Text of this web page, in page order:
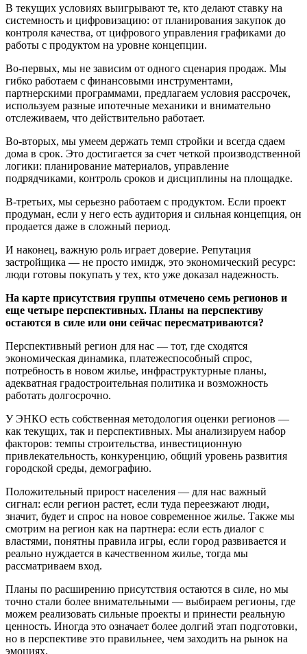
В текущих условиях выигрывают те, кто делают ставку на
системность и цифровизацию: от планирования закупок до
контроля качества, от цифрового управления графиками до
работы с продуктом на уровне концепции.
Во-первых, мы не зависим от одного сценария продаж. Мы
гибко работаем с финансовыми инструментами,
партнерскими программами, предлагаем условия рассрочек,
используем разные ипотечные механики и внимательно
отслеживаем, что действительно работает.
Во-вторых, мы умеем держать темп стройки и всегда сдаем
дома в срок. Это достигается за счет четкой производственной
логики: планирование материалов, управление
подрядчиками, контроль сроков и дисциплины на площадке.
В-третьих, мы серьезно работаем с продуктом. Если проект
продуман, если у него есть аудитория и сильная концепция, он
продается даже в сложный период.
И наконец, важную роль играет доверие. Репутация
застройщика — не просто имидж, это экономический ресурс:
люди готовы покупать у тех, кто уже доказал надежность.
На карте присутствия группы отмечено семь регионов и
еще четыре перспективных. Планы на перспективу
остаются в силе или они сейчас пересматриваются?
Перспективный регион для нас — тот, где сходятся
экономическая динамика, платежеспособный спрос,
потребность в новом жилье, инфраструктурные планы,
адекватная градостроительная политика и возможность
работать долгосрочно.
У ЭНКО есть собственная методология оценки регионов —
как текущих, так и перспективных. Мы анализируем набор
факторов: темпы строительства, инвестиционную
привлекательность, конкуренцию, общий уровень развития
городской среды, демографию.
Положительный прирост населения — для нас важный
сигнал: если регион растет, если туда переезжают люди,
значит, будет и спрос на новое современное жилье. Также мы
смотрим на регион как на партнера: если есть диалог с
властями, понятны правила игры, если город развивается и
реально нуждается в качественном жилье, тогда мы
рассматриваем вход.
Планы по расширению присутствия остаются в силе, но мы
точно стали более внимательными — выбираем регионы, где
можем реализовать сильные проекты и принести реальную
ценность. Иногда это означает более долгий этап подготовки,
но в перспективе это правильнее, чем заходить на рынок на
эмоциях.